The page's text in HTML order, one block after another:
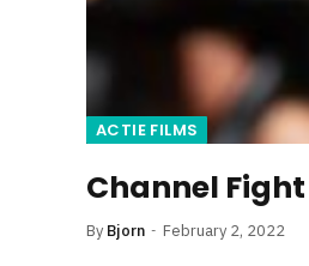
ACTIE FILMS
Channel
By Bjorn February 2, 2022